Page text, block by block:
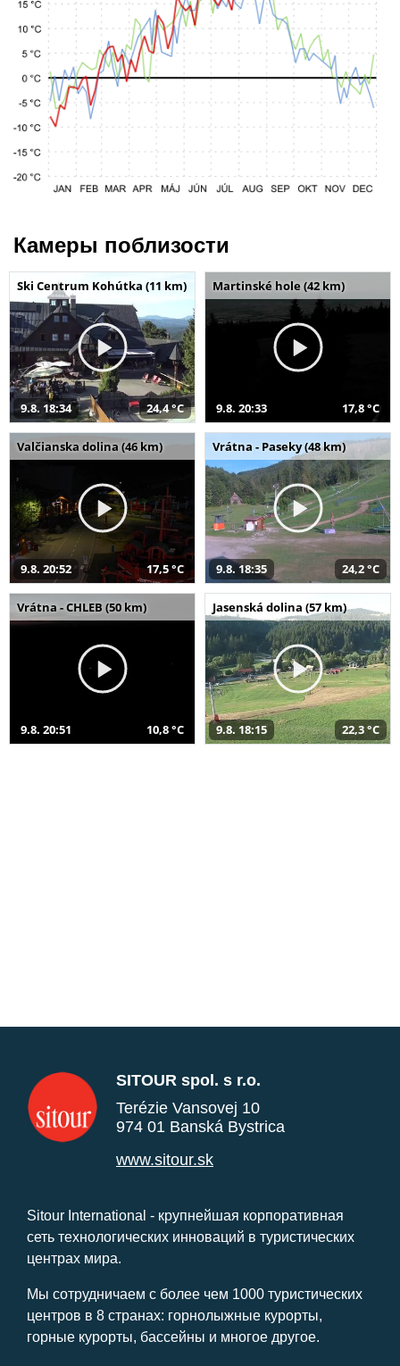
Камеры поблизости
Ski Centrum Kohútka (11 km)
9.8. 18:34 24,4 °C
Martinské hole (42 km)
9.8. 20:33 17,8 °C
Valčianska dolina (46 km)
9.8. 20:52 17,5 °C
Vrátna - Paseky (48 km)
9.8. 18:35 24,2 °C
Vrátna - CHLEB (50 km)
9.8. 20:51 10,8 °C
Jasenská dolina (57 km)
9.8. 18:15 22,3 °C
SITOUR spol. s r.o.
Terézie Vansovej 10
974 01 Banská Bystrica
www.sitour.sk
Sitour International - крупнейшая корпоративная
сеть технологических инноваций в туристических
центрах мира.
Мы сотрудничаем с более чем 1000 туристических
центров в 8 странах: горнолыжные курорты,
горные курорты, бассейны и многое другое.